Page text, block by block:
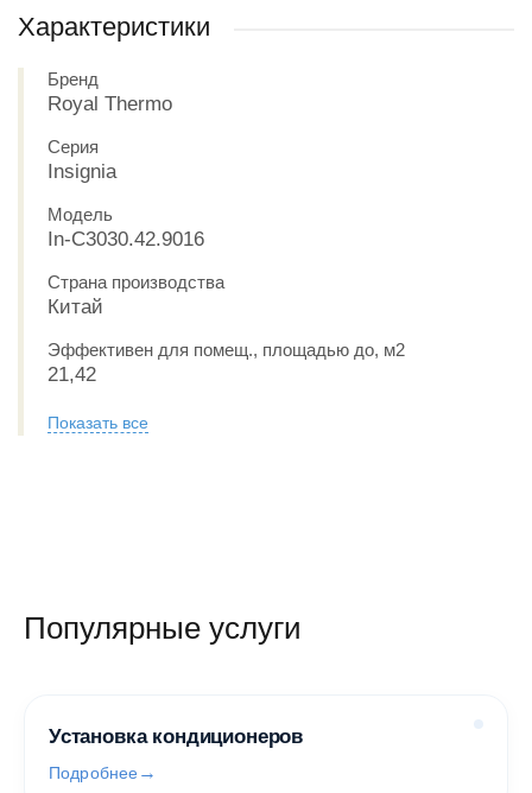
Характеристики
Бренд
Royal Thermo
Серия
Insignia
Модель
In-C3030.42.9016
Страна производства
Китай
Эффективен для помещ., площадью до, м2
21,42
Показать все
Популярные услуги
Установка кондиционеров
Подробнее